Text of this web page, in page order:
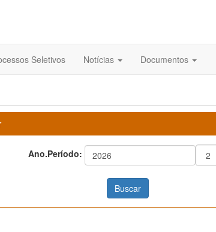
Seletivos Notícias Documentos
Ano.Período: